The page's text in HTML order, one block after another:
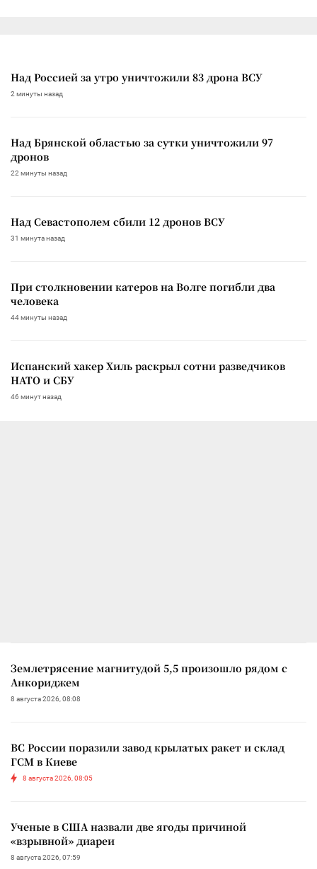
Над Россией за утро уничтожили 83 дрона ВСУ
2 минуты назад
Над Брянской областью за сутки уничтожили 97
дронов
22 минуты назад
Над Севастополем сбили 12 дронов ВСУ
31 минута назад
При столкновении катеров на Волге погибли два
человека
44 минуты назад
Испанский хакер Хиль раскрыл сотни разведчиков
НАТО и СБУ
46 минут назад
Землетрясение магнитудой 5,5 произошло рядом с
Анкориджем
8 августа 2026, 08:08
ВС России поразили завод крылатых ракет и склад
ГСМ в Киеве
8 августа 2026, 08:05
Ученые в США назвали две ягоды причиной
«взрывной» диареи
8 августа 2026, 07:59